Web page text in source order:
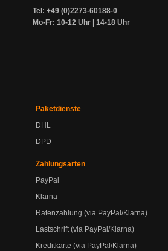
Tel: +49 (0)2273-60188-0
Mo-Fr: 10-12 Uhr | 14-18 Uhr
Paketdienste
DHL
DPD
Zahlungsarten
PayPal
Klarna
Ratenzahlung (via PayPal/Klarna)
Lastschrift (via PayPal/Klarna)
Kreditkarte (via PayPal/Klarna)